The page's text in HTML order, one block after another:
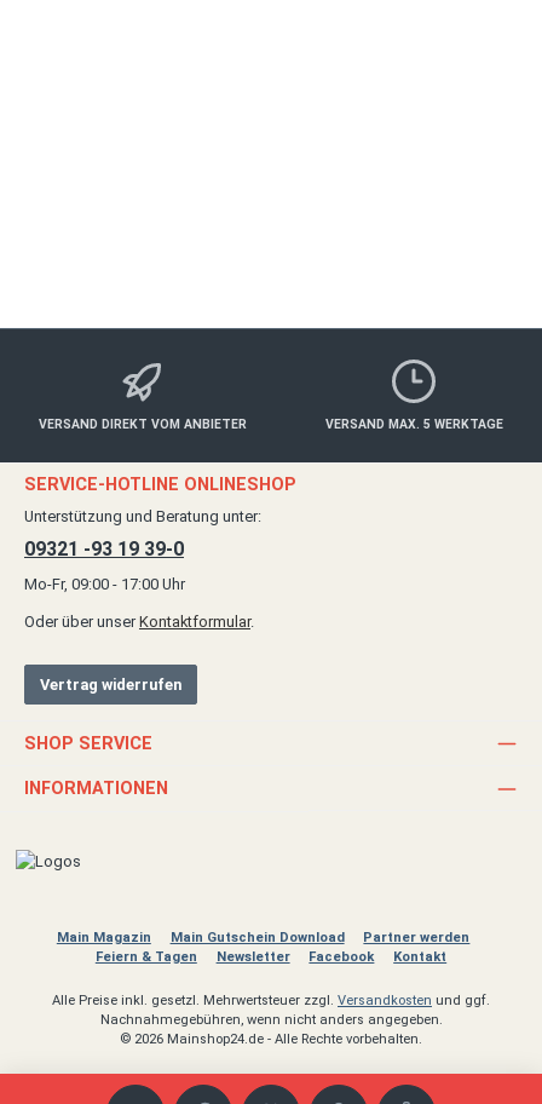
VERSAND DIREKT VOM ANBIETER VERSAND MAX. 5 WERKTAGE
SERVICE-HOTLINE ONLINESHOP
Unterstützung und Beratung unter:
09321 -93 19 39-0
Mo-Fr, 09:00 - 17:00 Uhr
Oder über unser Kontaktformular.
Vertrag widerrufen
SHOP SERVICE
INFORMATIONEN
Main Magazin Main Gutschein Download
Partner werden
Feiern & Tagen
Newsletter Facebook Kontakt
Alle Preise inkl. gesetzl. Mehrwertsteuer zzgl. Versandkosten und ggf.
Nachnahmegebühren, wenn nicht anders angegeben.
© 2026 Mainshop24.de - Alle Rechte vorbehalten.